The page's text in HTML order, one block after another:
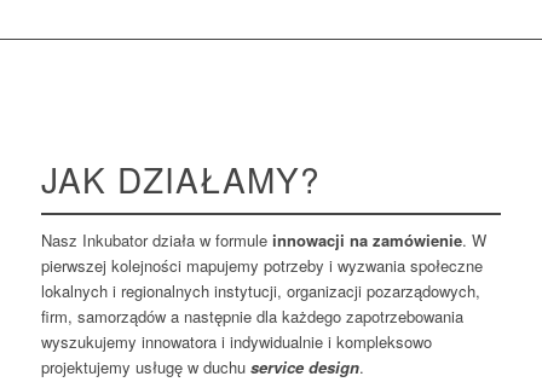
JAK DZIAŁAMY?
Nasz Inkubator działa w formule innowacji na zamówienie. W
pierwszej kolejności mapujemy potrzeby i wyzwania społeczne
lokalnych i regionalnych instytucji, organizacji pozarządowych,
firm, samorządów a następnie dla każdego zapotrzebowania
wyszukujemy innowatora i indywidualnie i kompleksowo
projektujemy usługę w duchu service design.